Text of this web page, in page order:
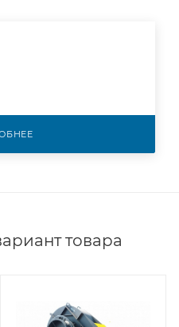
товара